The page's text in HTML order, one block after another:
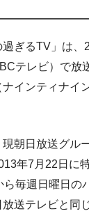
過ぎるTV」は
テレビ）で放
インティナイ
朝日放送グル
年7月22日に
毎週日曜日の
送テレビと同